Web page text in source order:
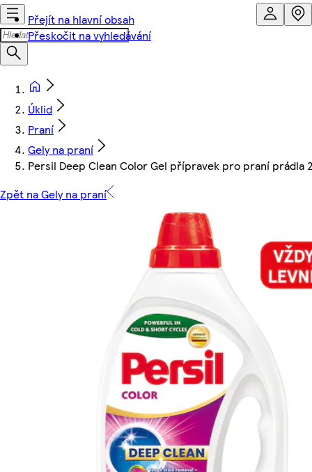
Přejít na hlavní obsah
Přeskočit na vyhledávání
Úklid
Praní
Gely na praní
Persil Deep Clean Color Gel přípravek pro praní prádla
Zpět na Gely na praní